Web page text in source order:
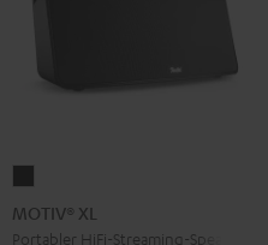
XL
Schwarz
MOTIV® XL
Portabler HiFi-Streaming-Speaker